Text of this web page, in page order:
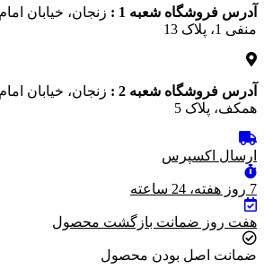
آدرس فروشگاه شعبه 1 :
زنجان، خیابان
منفی 1، پلاک 13
آدرس فروشگاه شعبه 2 :
زنجان، خیابان
همکف، پلاک 5
ارسال اکسپرس
7 روز هفته، 24 ساعته
هفت روز ضمانت بازگشت محصول
ضمانت اصل بودن محصول